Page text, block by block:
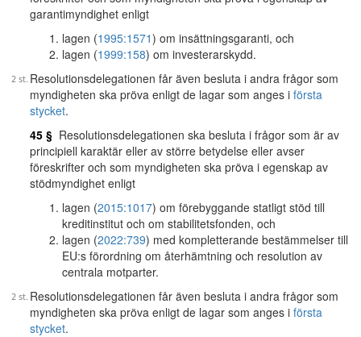
garantimyndighet enligt
lagen (1995:1571) om insättningsgaranti, och
lagen (1999:158) om investerarskydd.
Resolutionsdelegationen får även besluta i andra frågor som
myndigheten ska pröva enligt de lagar som anges i första
stycket.
45 § Resolutionsdelegationen ska besluta i frågor som är av
principiell karaktär eller av större betydelse eller avser
föreskrifter och som myndigheten ska pröva i egenskap av
stödmyndighet enligt
lagen (2015:1017) om förebyggande statligt stöd till
kreditinstitut och om stabilitetsfonden, och
lagen (2022:739) med kompletterande bestämmelser till
EU:s förordning om återhämtning och resolution av
centrala motparter.
Resolutionsdelegationen får även besluta i andra frågor som
myndigheten ska pröva enligt de lagar som anges i första
stycket.